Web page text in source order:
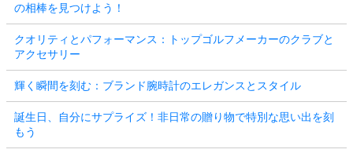
の相棒を見つけよう！
クオリティとパフォーマンス：トップゴルフメーカーのクラブと
アクセサリー
輝く瞬間を刻む：ブランド腕時計のエレガンスとスタイル
誕生日、自分にサプライズ！非日常の贈り物で特別な思い出を刻
もう